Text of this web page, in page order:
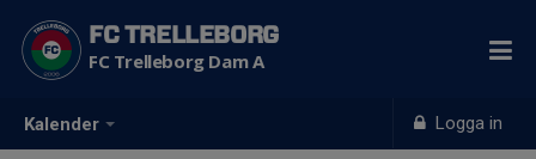
Kalender Logga in
FC TRELLEBORG
FC Trelleborg Dam A